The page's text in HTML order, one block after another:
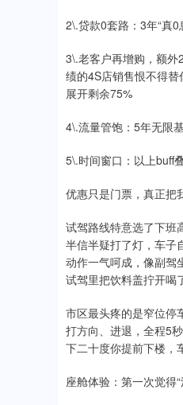
2\.贷款0套路：3年“真0
3\.老客户再增购，额
绩的4S店销售恨不得替
展开剩余75%
4\.流量管饱：5年无限
5\.时间窗口：以上buff
优惠只是门票，真正把
试驾路线特意选了下班
半信半疑打了灯，车子
动作一气呵成，像副驾
试驾里把饮料盖拧开喝
市区最头疼的是窄位停
打方向、进退，全程5
下二十度你提前下楼，
座舱体验：第一次觉得